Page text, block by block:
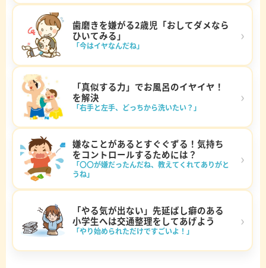
歯磨きを嫌がる2歳児「おしてダメなら
ひいてみる」
「今はイヤなんだね」
›
「真似する力」でお風呂のイヤイヤ！
を解決
「右手と左手、どっちから洗いたい？」
›
嫌なことがあるとすぐぐずる！気持ち
をコントロールするためには？
「〇〇が嫌だったんだね、教えてくれてありがと
うね」
›
「やる気が出ない」先延ばし癖のある
小学生へは交通整理をしてあげよう
「やり始められただけですごいよ！」
›